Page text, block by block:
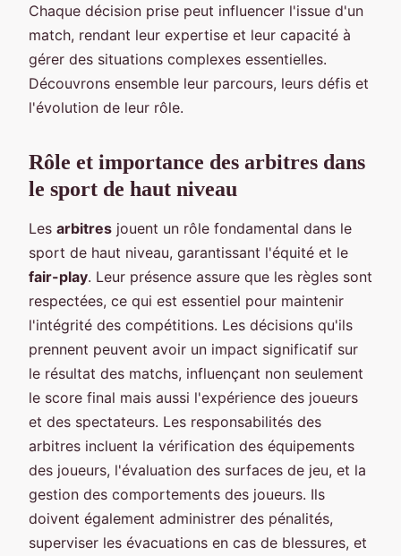
Chaque décision prise peut influencer l'issue d'un
match, rendant leur expertise et leur capacité à
gérer des situations complexes essentielles.
Découvrons ensemble leur parcours, leurs défis et
l'évolution de leur rôle.
Rôle et importance des arbitres dans
le sport de haut niveau
Les arbitres jouent un rôle fondamental dans le
sport de haut niveau, garantissant l'équité et le
fair-play. Leur présence assure que les règles sont
respectées, ce qui est essentiel pour maintenir
l'intégrité des compétitions. Les décisions qu'ils
prennent peuvent avoir un impact significatif sur
le résultat des matchs, influençant non seulement
le score final mais aussi l'expérience des joueurs
et des spectateurs. Les responsabilités des
arbitres incluent la vérification des équipements
des joueurs, l'évaluation des surfaces de jeu, et la
gestion des comportements des joueurs. Ils
doivent également administrer des pénalités,
superviser les évacuations en cas de blessures, et